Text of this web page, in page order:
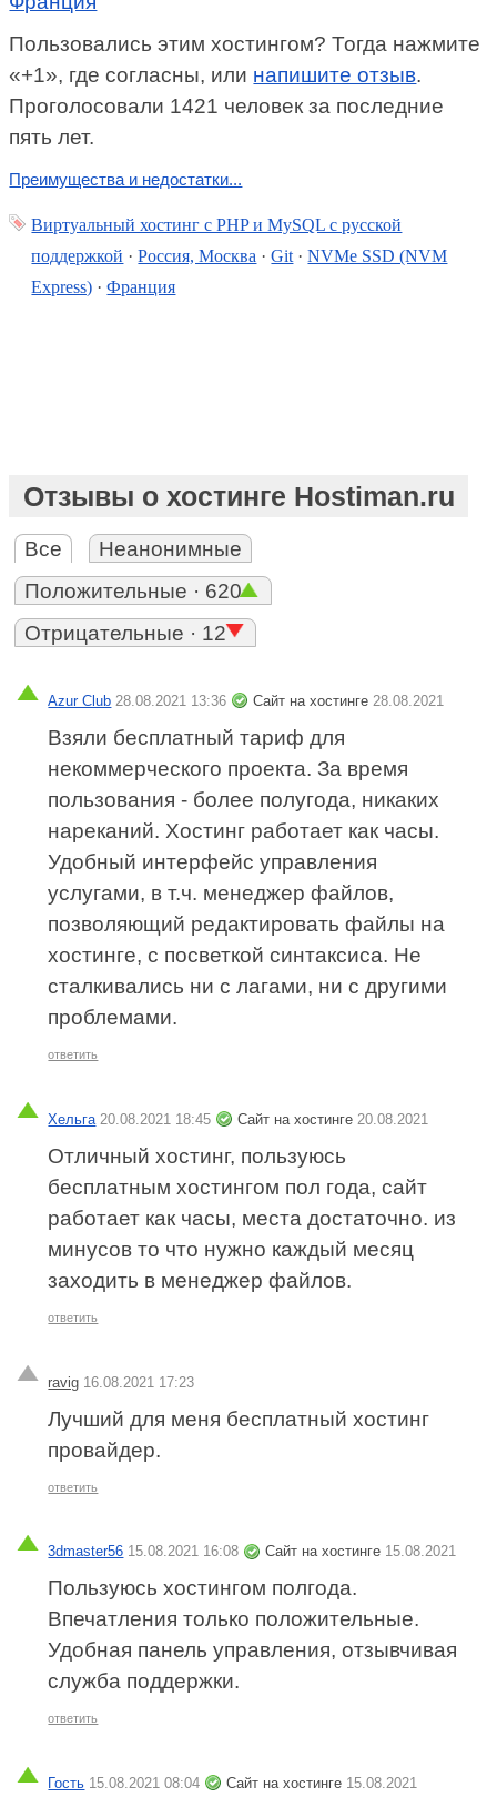
Пользовались этим хостингом? Тогда нажмите
«+1», где согласны, или напишите отзыв.
Проголосовали 1421 человек за последние
пять лет.
Преимущества и недостатки...
Виртуальный хостинг c PHP и MySQL с русской
поддержкой ·Россия, Москва ·Git·NVMe SSD (NVM
Express) ·Франция
Отзывы о хостинге Hostiman.ru
Все
Неанонимные
Положительные · 620
Отрицательные · 12
Azur Club 28.08.2021 13:36 Сайт на хостинге28.08.2021
Взяли бесплатный тариф для
некоммерческого проекта. За время
пользования - более полугода, никаких
нареканий. Хостинг работает как часы.
Удобный интерфейс управления
услугами, в т.ч. менеджер файлов,
позволяющий редактировать файлы на
хостинге, с посветкой синтаксиса. Не
сталкивались ни с лагами, ни с другими
проблемами.
ответить
Хельга 20.08.2021 18:45 Сайт на хостинге20.08.2021
Отличный хостинг, пользуюсь
бесплатным хостингом пол года, сайт
работает как часы, места достаточно. из
минусов то что нужно каждый месяц
заходить в менеджер файлов.
ответить
ravig 16.08.2021 17:23
Лучший для меня бесплатный хостинг
провайдер.
ответить
3dmaster56 15.08.2021 16:08 Сайт на хостинге 15.08.2021
Пользуюсь хостингом полгода.
Впечатления только положительные.
Удобная панель управления, отзывчивая
служба поддержки.
ответить
Гость 15.08.2021 08:04 Сайт на хостинге 15.08.2021